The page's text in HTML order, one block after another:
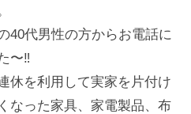
40代男性の方からお電話に
〜‼️
休を利用して実家を片付け
なった家具、家電製品、布